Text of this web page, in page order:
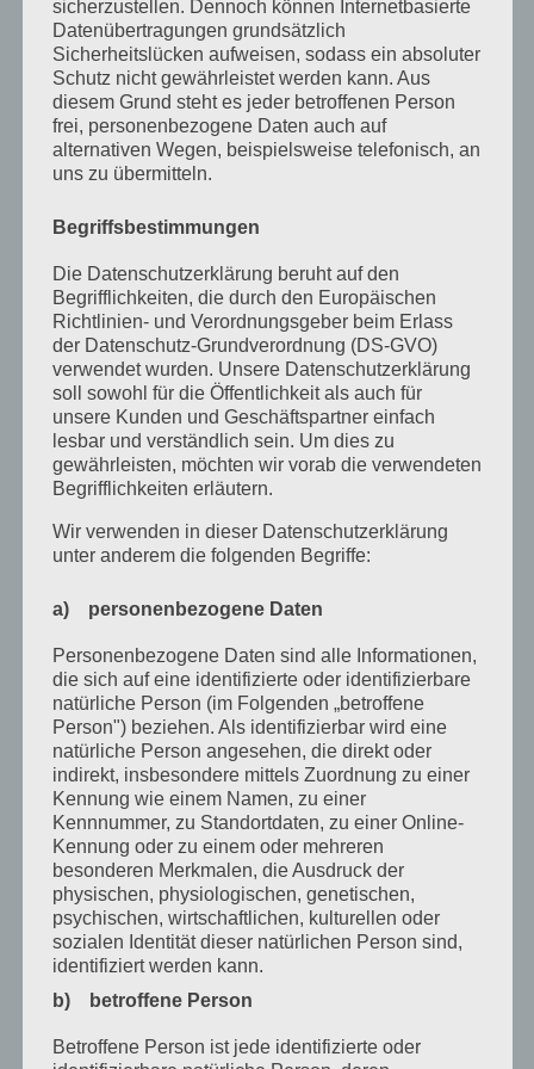
Februar 2023
Dezember 2022
November 2022
Oktober 2022
Juli 2022
April 2022
Februar 2022
Januar 2022
Dezember 2021
Oktober 2021
September 2021
Januar 2021
Dezember 2020
Oktober 2020
August 2020
Juli 2020
Juni 2020
Mai 2020
April 2020
sicherzustellen. Dennoch können Internetbasierte
Datenübertragungen grundsätzlich
Sicherheitslücken aufweisen, sodass ein absoluter
Schutz nicht gewährleistet werden kann. Aus
diesem Grund steht es jeder betroffenen Person
frei, personenbezogene Daten auch auf
alternativen Wegen, beispielsweise telefonisch, an
uns zu übermitteln.
Begriffsbestimmungen
Die Datenschutzerklärung beruht auf den
Begrifflichkeiten, die durch den Europäischen
Richtlinien- und Verordnungsgeber beim Erlass
der Datenschutz-Grundverordnung (DS-GVO)
verwendet wurden. Unsere Datenschutzerklärung
soll sowohl für die Öffentlichkeit als auch für
unsere Kunden und Geschäftspartner einfach
lesbar und verständlich sein. Um dies zu
gewährleisten, möchten wir vorab die verwendeten
Begrifflichkeiten erläutern.
Wir verwenden in dieser Datenschutzerklärung
unter anderem die folgenden Begriffe:
a) personenbezogene Daten
Personenbezogene Daten sind alle Informationen,
die sich auf eine identifizierte oder identifizierbare
natürliche Person (im Folgenden „betroffene
Person") beziehen. Als identifizierbar wird eine
natürliche Person angesehen, die direkt oder
indirekt, insbesondere mittels Zuordnung zu einer
Kennung wie einem Namen, zu einer
Kennnummer, zu Standortdaten, zu einer Online-
Kennung oder zu einem oder mehreren
besonderen Merkmalen, die Ausdruck der
physischen, physiologischen, genetischen,
psychischen, wirtschaftlichen, kulturellen oder
sozialen Identität dieser natürlichen Person sind,
identifiziert werden kann.
b) betroffene Person
Betroffene Person ist jede identifizierte oder